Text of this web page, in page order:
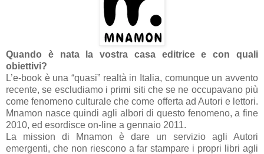
Quando è nata la vostra casa editrice e con quali
obiettivi?
L’e-book è una “quasi” realtà in Italia, comunque un avvento
recente, se escludiamo i primi siti che se ne occupavano più
come fenomeno culturale che come offerta ad Autori e lettori.
Mnamon nasce quindi agli albori di questo fenomeno, a fine
2010, ed esordisce on-line a gennaio 2011.
La mission di Mnamon è dare un servizio agli Autori
emergenti, che non riescono a far stampare i propri libri agli